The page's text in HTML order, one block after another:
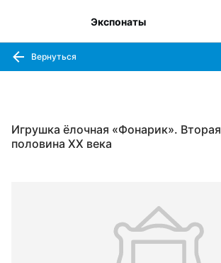
Экспонаты
Вернуться
Игрушка ёлочная «Фонарик». Вторая
половина XX века